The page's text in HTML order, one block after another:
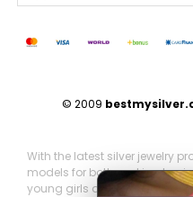
© 2009
With the latest silver jewelry
models for both working
young girls are silver